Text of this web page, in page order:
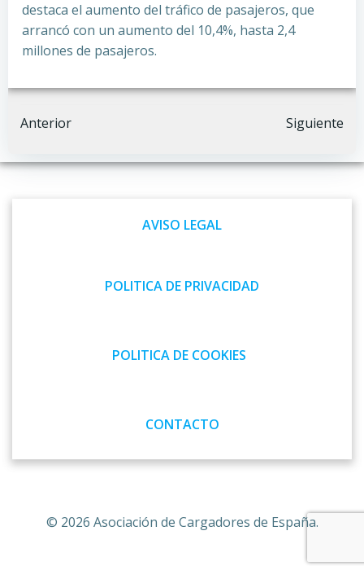
destaca el aumento del tráfico de pasajeros, que
arrancó con un aumento del 10,4%, hasta 2,4
millones de pasajeros.
Navegación
por
Anterior
Navegación
por
las
Siguiente
AVISO LEGAL
POLITICA DE PRIVACIDAD
POLITICA DE COOKIES
CONTACTO
© 2026 Asociación de Cargadores de España.